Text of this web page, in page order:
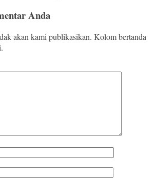
Anda
akan kami publikasikan. Kolom bertanda